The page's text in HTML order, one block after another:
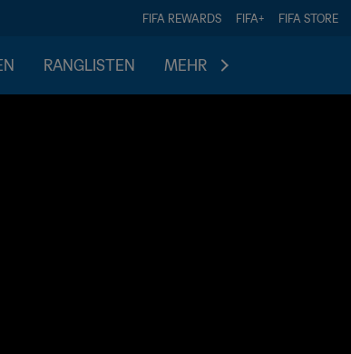
FIFA REWARDS FIFA+ FIFA STORE
RANGLISTEN MEHR